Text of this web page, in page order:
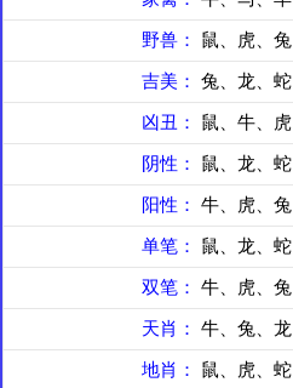
野兽： 鼠、虎、
吉美： 兔、龙、
凶丑： 鼠、牛、
阴性： 鼠、龙、
阳性： 牛、虎、
单笔： 鼠、龙、
双笔： 牛、虎、
天肖： 牛、兔、
地肖： 鼠、虎、